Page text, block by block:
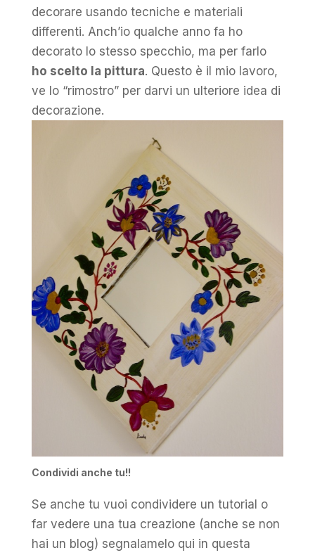
decorare usando tecniche e materiali
differenti. Anch’io qualche anno fa ho
decorato lo stesso specchio, ma per farlo
ho scelto la pittura. Questo è il mio lavoro,
ve lo “rimostro” per darvi un ulteriore idea di
decorazione.
Condividi anche tu!!
Se anche tu vuoi condividere un tutorial o
far vedere una tua creazione (anche se non
hai un blog) segnalamelo qui in questa